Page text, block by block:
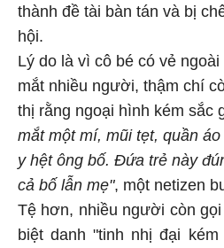
thành đề tài bàn tán và bị
hội.
Lý do là vì cô bé có vẻ
mắt nhiều người, thậm chí
thị rằng ngoại hình kém sắc
mắt một mí, mũi tẹt, quần
y hệt ông bố. Đứa trẻ này
cả bố lẫn mẹ", một netizen
Tệ hơn, nhiều người còn
biệt danh "tinh nhị đại